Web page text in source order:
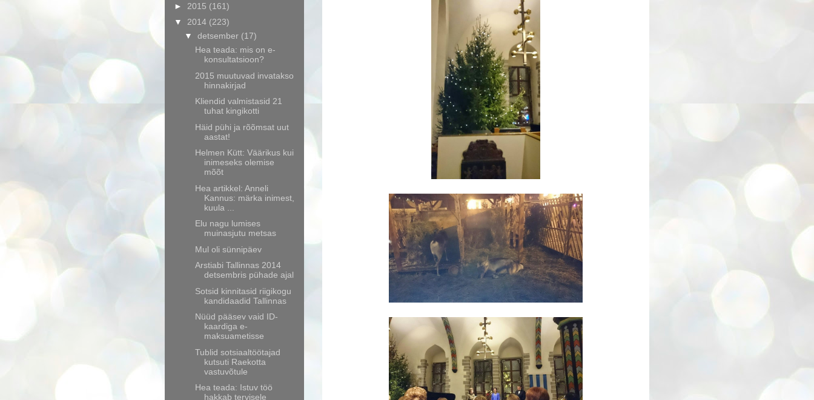
► 2015 (161)
▼ 2014 (223)
▼ detsember (17)
Hea teada: mis on e-
konsultatsioon?
2015 muutuvad invatakso
hinnakirjad
Kliendid valmistasid 21
tuhat kingikotti
Häid pühi ja rõõmsat uut
aastat!
Helmen Kütt: Väärikus kui
inimeseks olemise
mõõt
Hea artikkel: Anneli
Kannus: märka inimest,
kuula ...
Elu nagu lumises
muinasjutu metsas
Mul oli sünnipäev
Arstiabi Tallinnas 2014
detsembris pühade ajal
Sotsid kinnitasid riigikogu
kandidaadid Tallinnas
Nüüd pääsev vaid ID-
kaardiga e-
maksuametisse
Tublid sotsiaaltöötajad
kutsuti Raekotta
vastuvõtule
Hea teada: Istuv töö
hakkab tervisele